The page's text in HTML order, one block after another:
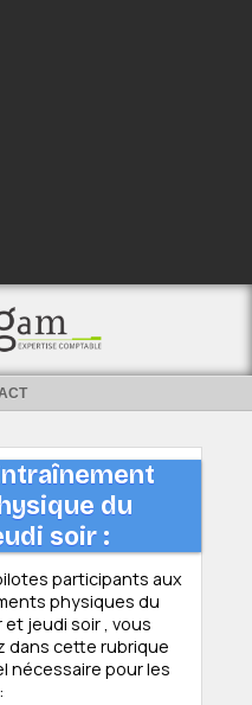
du
soir :
participants aux
physiques du
et jeudi soir , vous
dans cette rubrique
nécessaire pour les